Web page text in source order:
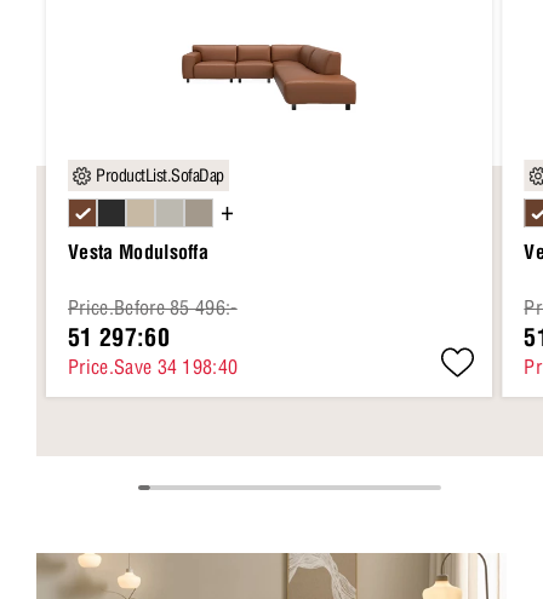
ProductList.SofaDap
Vesta Modulsoffa
Price.Before 85 496:-
51 297:60
Price.Save 34 198:40
+